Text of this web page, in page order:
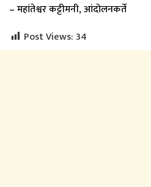
– महांतेश्वर कट्टीमनी, आंदोलनकर्ते
Post Views:34